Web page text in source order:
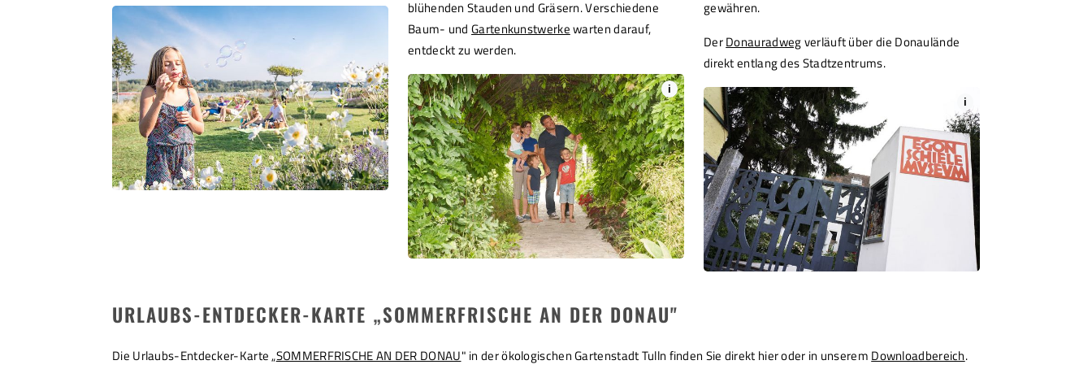
blühenden Stauden und Gräsern. Verschiedene
Baum- undGartenkunstwerkewarten darauf,
entdeckt zu werden.
i
gewähren.
DerDonauradwegverläuft über die Donaulände
direkt entlang des Stadtzentrums.
i
URLAUBS-ENTDECKER-KARTE „SOMMERFRISCHE AN DER DONAU"
Die Urlaubs-Entdecker-Karte „SOMMERFRISCHE AN DER DONAU" in der ökologischen Gartenstadt Tulln finden Sie direkt hier oder in unserem Downloadbereich.